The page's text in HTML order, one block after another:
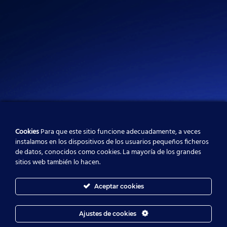
CookiesPara que este sitio funcione adecuadamente, a veces
instalamos en los dispositivos de los usuarios pequeños ficheros
de datos, conocidos como cookies. La mayoría de los grandes
sitios web también lo hacen.
Aceptar cookies
Ajustes de cookies